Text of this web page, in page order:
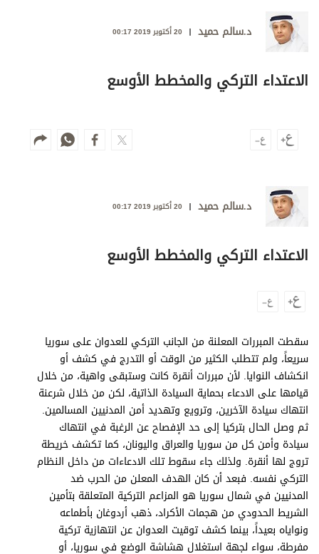
الترفيه
الذكاء الاصطناعي
تغطيات
بودكاست
قصة صورة
كاريكتير
عدد اليوم
مواقيت الصلاة
الأحوال الجوية
د.سالم حميد 20 أكتوبر 2019 00:17
الاعتداء التركي والمخطط الأوسع
د.سالم حميد 20 أكتوبر 2019 00:17
الاعتداء التركي والمخطط الأوسع
سقطت المبررات المعلنة من الجانب التركي للعدوان على سوريا
سريعاً، ولم تتطلب الكثير من الوقت أو التدرج في كشف أو
انكشاف النوايا. لأن مبررات أنقرة كانت وستبقى واهية، من خلال
قيامها على الادعاء بحماية السيادة الذاتية، لكن من خلال شرعنة
انتهاك سيادة الآخرين، وترويع وتهديد أمن المدنيين المسالمين.
ثم وصل الحال بتركيا إلى حد الإفصاح عن الرغبة في انتهاك
سيادة وأمن كل من سوريا والعراق واليونان، كما تكشف خريطة
تروج لها أنقرة. ولذلك جاء سقوط تلك الادعاءات من داخل النظام
التركي نفسه. فبعد أن كان الهدف المعلن من الحرب ضد
المدنيين في شمال سوريا هو المزاعم التركية المتعلقة بتأمين
الشريط الحدودي من هجمات الأكراد، ذهب أردوغان بأطماعه
ونواياه بعيداً، بينما كشف توقيت العدوان عن انتهازية تركية
مفرطة، سواء لجهة استغلال هشاشة الوضع في سوريا، أو